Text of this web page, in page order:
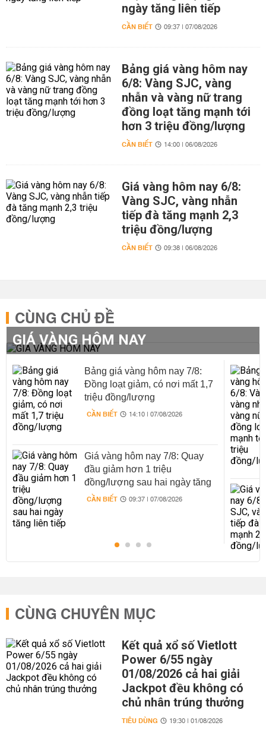
ngày tăng liên tiếp
CẦN BIẾT 09:37 | 07/08/2026
Bảng giá vàng hôm nay
6/8: Vàng SJC, vàng
nhẫn và vàng nữ trang
đồng loạt tăng mạnh tới
hơn 3 triệu đồng/lượng
CẦN BIẾT 14:00 | 06/08/2026
Giá vàng hôm nay 6/8:
Vàng SJC, vàng nhẫn
tiếp đà tăng mạnh 2,3
triệu đồng/lượng
CẦN BIẾT 09:38 | 06/08/2026
CÙNG CHỦ ĐỀ
GIÁ VÀNG HÔM NAY
Bảng giá vàng hôm nay 7/8:
Đồng loạt giảm, có nơi mất 1,7
triệu đồng/lượng
CẦN BIẾT 14:10 | 07/08/2026
Giá vàng hôm nay 7/8: Quay
đầu giảm hơn 1 triệu
đồng/lượng sau hai ngày tăng
liên tiếp
CẦN BIẾT 09:37 | 07/08/2026
CÙNG CHUYÊN MỤC
Kết quả xổ số Vietlott
Power 6/55 ngày
01/08/2026 cả hai giải
Jackpot đều không có
chủ nhân trúng thưởng
TIÊU DÙNG 19:30 | 01/08/2026